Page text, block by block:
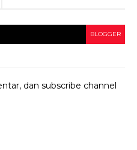
BLOGGER
dan subscribe channel